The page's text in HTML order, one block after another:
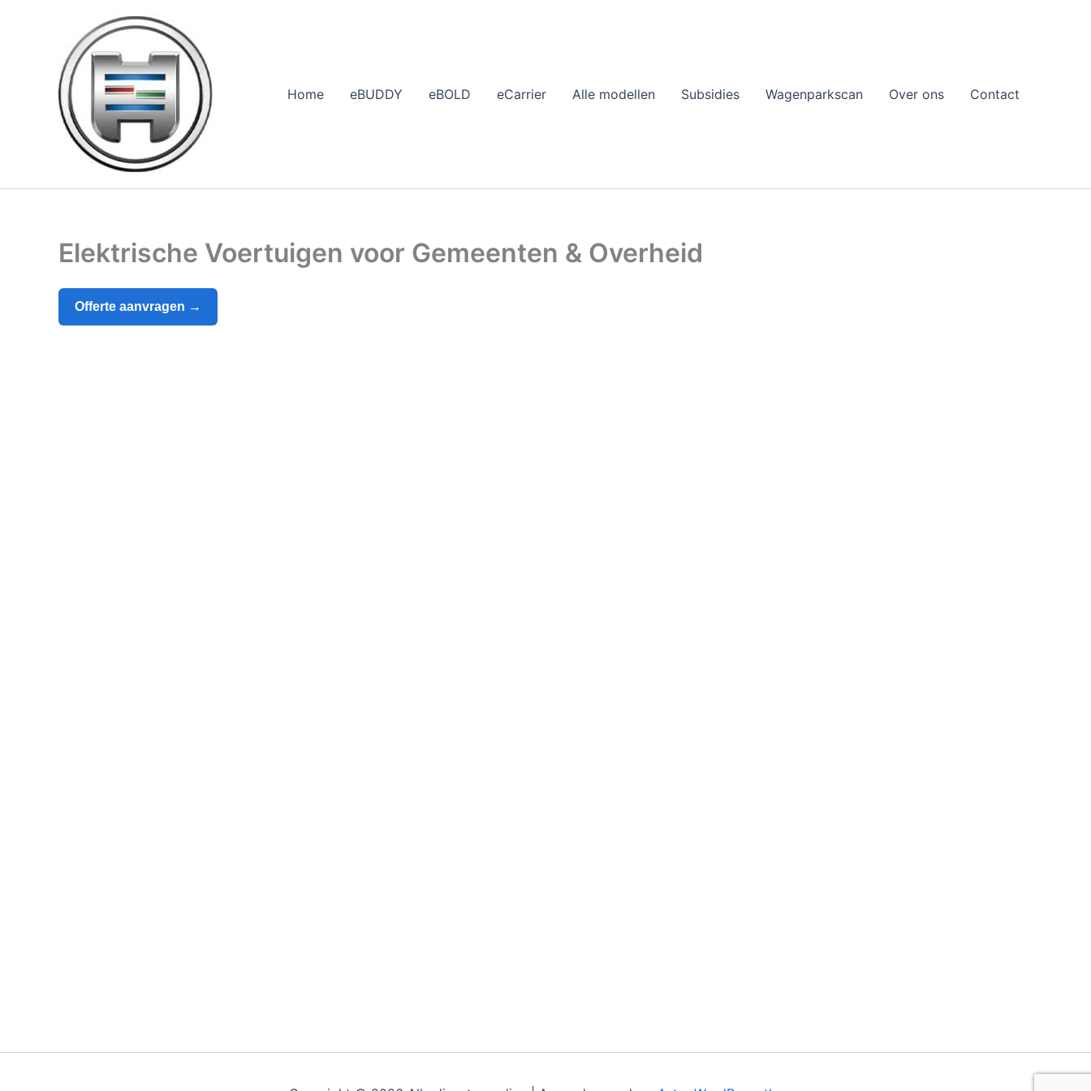
Home
eBUDDY eBOLD eCarrier Alle modellen Subsidies Wagenparkscan Over ons Contact
Elektrische Voertuigen voor Gemeenten & Overheid
Offerte aanvragen →